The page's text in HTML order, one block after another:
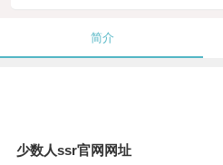
简介
少数人ssr官网网址